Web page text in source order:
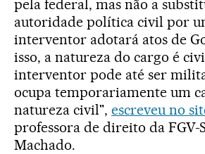
pela federal, mas não a
autoridade política civil por
interventor adotará atos de
isso, a natureza do cargo é
interventor pode até ser
ocupa temporariamente um
natureza civil", escreveu no
professora de direito da FGV-
Machado.